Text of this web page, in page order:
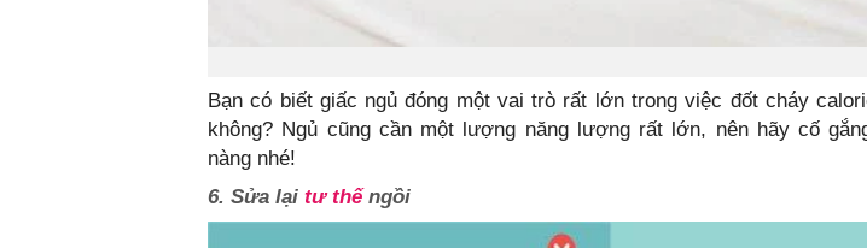
Bạn có biết giấc ngủ đóng một vai trò rất lớn trong việc đốt cháy
không? Ngủ cũng cần một lượng năng lượng rất lớn, nên hãy cố
nàng nhé!
6. Sửa lại tư thếngồi